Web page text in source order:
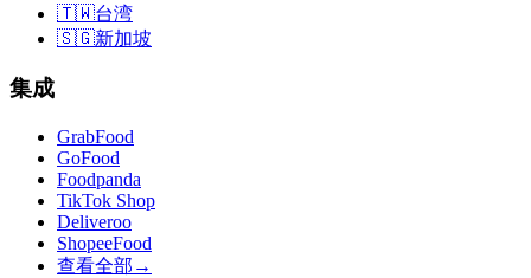
🇹🇼台湾
🇸🇬新加坡
集成
GrabFood
GoFood
Foodpanda
TikTok Shop
Deliveroo
ShopeeFood
查看全部 →